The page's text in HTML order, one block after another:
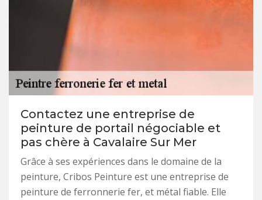
Contactez une entreprise de
peinture de portail négociable et
pas chère à Cavalaire Sur Mer
Grâce à ses expériences dans le domaine de la
peinture, Cribos Peinture est une entreprise de
peinture de ferronnerie fer, et métal fiable. Elle